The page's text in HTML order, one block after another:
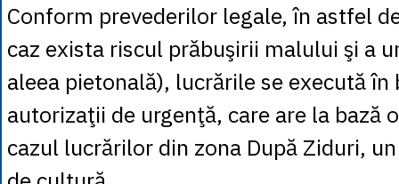
Conform prevederilor legale, în astfel
caz exista riscul prăbuşirii malului şi a
aleea pietonală), lucrările se execută în
autorizaţii de urgenţă, care are la bază
cazul lucrărilor din zona După Ziduri,